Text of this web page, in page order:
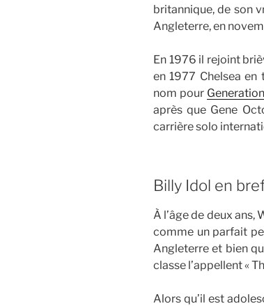
britannique, de son
Angleterre, en
En 1976 il rejoint
en 1977 Chelsea
nom pour
après que Gene
carrière solo
Billy Idol en
À l’âge de deux ans,
comme un parfait
Angleterre et bien
classe l’appellent «
Alors qu’il est